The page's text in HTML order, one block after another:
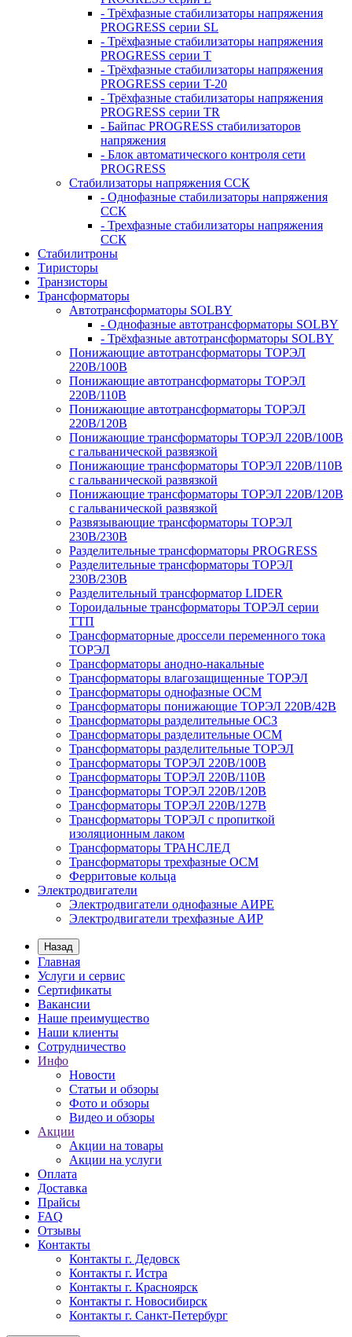
- Трёхфазные стабилизаторы напряжения
PROGRESS серии SL
- Трёхфазные стабилизаторы напряжения
PROGRESS серии T
- Трёхфазные стабилизаторы напряжения
PROGRESS серии T-20
- Трёхфазные стабилизаторы напряжения
PROGRESS серии TR
- Байпас PROGRESS стабилизаторов
напряжения
- Блок автоматического контроля сети
PROGRESS
Стабилизаторы напряжения ССК
- Однофазные стабилизаторы напряжения
ССК
- Трехфазные стабилизаторы напряжения
ССК
Стабилитроны
Тиристоры
Транзисторы
Трансформаторы
Автотрансформаторы SOLBY
- Однофазные автотрансформаторы SOLBY
- Трёхфазные автотрансформаторы SOLBY
Понижающие автотрансформаторы ТОРЭЛ
220В/100В
Понижающие автотрансформаторы ТОРЭЛ
220В/110В
Понижающие автотрансформаторы ТОРЭЛ
220В/120В
Понижающие трансформаторы ТОРЭЛ 220В/100В
с гальванической развязкой
Понижающие трансформаторы ТОРЭЛ 220В/110В
с гальванической развязкой
Понижающие трансформаторы ТОРЭЛ 220В/120В
с гальванической развязкой
Развязывающие трансформаторы ТОРЭЛ
230В/230В
Разделительные трансформаторы PROGRESS
Разделительные трансформаторы ТОРЭЛ
230В/230В
Разделительный трансформатор LIDER
Тороидальные трансформаторы ТОРЭЛ серии
ТТП
Трансформаторные дроссели переменного тока
ТОРЭЛ
Трансформаторы анодно-накальные
Трансформаторы влагозащищенные ТОРЭЛ
Трансформаторы однофазные ОСМ
Трансформаторы понижающие ТОРЭЛ 220В/42В
Трансформаторы разделительные ОСЗ
Трансформаторы разделительные ОСМ
Трансформаторы разделительные ТОРЭЛ
Трансформаторы ТОРЭЛ 220В/100В
Трансформаторы ТОРЭЛ 220В/110В
Трансформаторы ТОРЭЛ 220В/120В
Трансформаторы ТОРЭЛ 220В/127В
Трансформаторы ТОРЭЛ с пропиткой
изоляционным лаком
Трансформаторы ТРАНСЛЕД
Трансформаторы трехфазные ОСМ
Ферритовые кольца
Электродвигатели
Электродвигатели однофазные АИРЕ
Электродвигатели трехфазные АИР
Назад
Главная
Услуги и сервис
Сертификаты
Вакансии
Наше преимущество
Наши клиенты
Сотрудничество
Инфо
Новости
Статьи и обзоры
Фото и обзоры
Видео и обзоры
Акции
Акции на товары
Акции на услуги
Оплата
Доставка
Прайсы
FAQ
Отзывы
Контакты
Контакты г. Дедовск
Контакты г. Истра
Контакты г. Красноярск
Контакты г. Новосибирск
Контакты г. Санкт-Петербург